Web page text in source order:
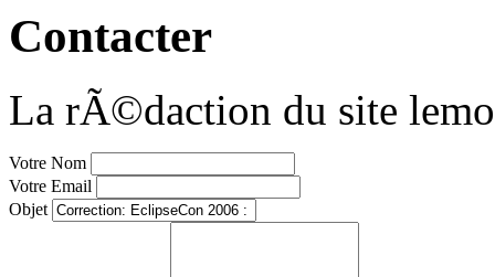
Contacter
La rÃ©daction du site
Votre Nom
Votre Email
Objet